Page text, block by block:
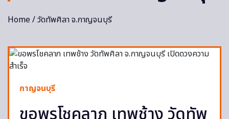
Home/ วัดทัพศิลา จ.กาญจนบุรี
กาญจนบุรี